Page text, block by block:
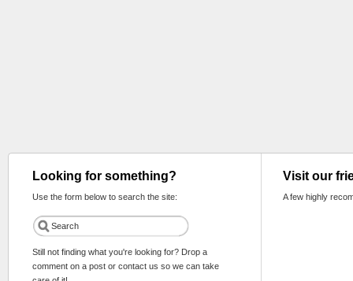
Looking for something?
Use the form below to search the site:
Still not finding what you're looking for? Drop a
comment on a post or contact us so we can take
Visit our
A few highly